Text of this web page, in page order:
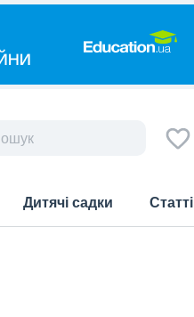
Дитячі садки Статті